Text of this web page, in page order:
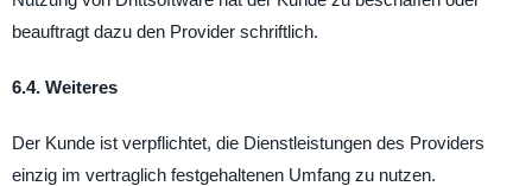
beauftragt dazu den Provider schriftlich.
6.4. Weiteres
Der Kunde ist verpflichtet, die Dienstleistungen des Providers
einzig im vertraglich festgehaltenen Umfang zu nutzen.